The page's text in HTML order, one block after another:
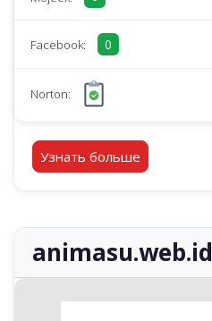
Facebook: 0
Norton:
Узнать больше
animasu.web.id